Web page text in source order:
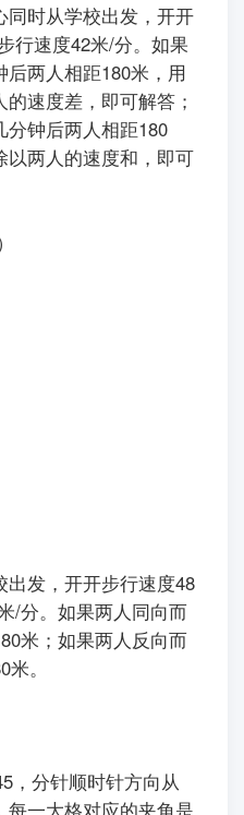
同时从学校出发，开开
行速度42米/分。如果
两人相距180米，用
速度差，即可解答；
钟后两人相距180
两人的速度和，即可
发，开开步行速度48
/分。如果两人同向而
米；如果两人反向而
。
，分针顺时针方向从
每一大格对应的夹角是